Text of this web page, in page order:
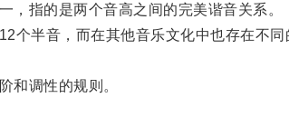
指的是两个音高之间的完美谐音关系。
半音，而在其他音乐文化中也存在不同
调性的规则。